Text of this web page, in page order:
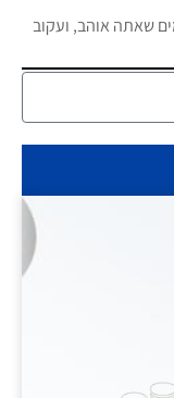
שאתה אוהב, ועקוב